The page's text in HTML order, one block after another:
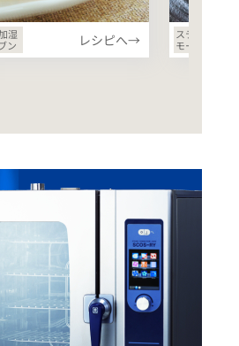
湿
ン
レシピへ→
ステップ
モード